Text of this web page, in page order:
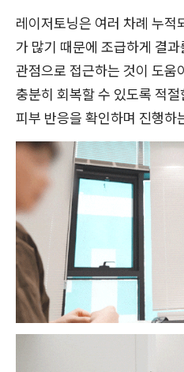
레이저토닝은 여러 차례 누적
가 많기 때문에 조급하게 결
관점으로 접근하는 것이 도움
충분히 회복할 수 있도록 적
피부 반응을 확인하며 진행하